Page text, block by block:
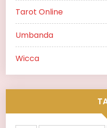
Tarot Online
Umbanda
Wicca